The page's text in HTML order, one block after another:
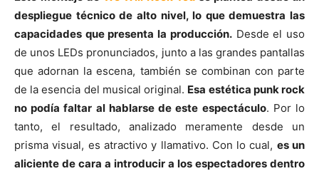
despliegue técnico de alto nivel, lo que demuestra las
capacidades que presenta la producción.Desde el uso
de unos LEDs pronunciados, junto a las grandes pantallas
que adornan la escena, también se combinan con parte
de la esencia del musical original. Esa estética punk rock
no podía faltar al hablarse de este espectáculo. Por lo
tanto, el resultado, analizado meramente desde un
prisma visual, es atractivo y llamativo. Con lo cual, es un
aliciente de cara a introducir a los espectadores dentro